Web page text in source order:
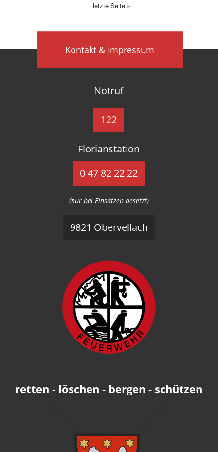
letzte Seite »
Kontakt & Impressum
Notruf
122
Florianstation
0 47 82 22 22
(nur bei Einsätzen besetzt)
9821 Obervellach
retten - löschen - bergen - schützen